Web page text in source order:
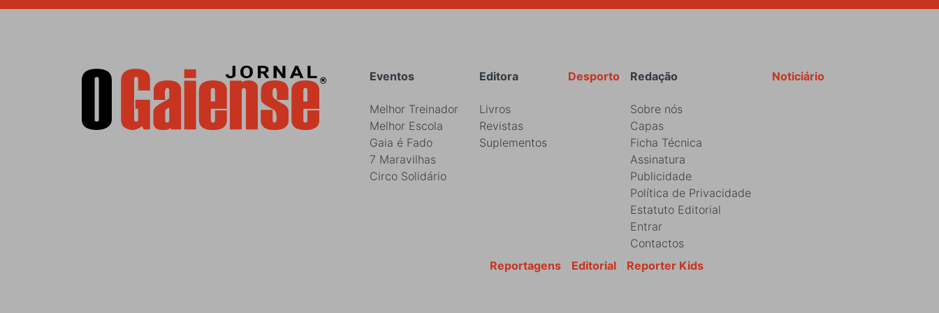
Rodapé Noticiário
Redação
Sobre nós
Capas
Ficha Técnica
Assinatura
Publicidade
Política de Privacidade
Estatuto Editorial
Entrar
Contactos
Desporto
Editora
Livros
Revistas
Suplementos
Eventos
Melhor Treinador
Melhor Escola
Gaia é Fado
7 Maravilhas
Circo Solidário
Reporter Kids
Editorial
Reportagens